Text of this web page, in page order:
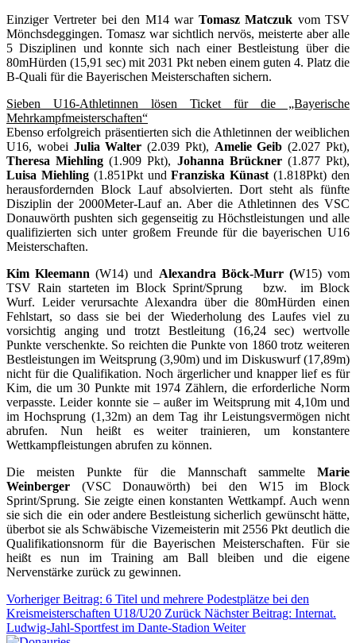
Einziger Vertreter bei den M14 war Tomasz Matczuk vom TSV
Mönchsdeggingen. Tomasz war sichtlich nervös, meisterte aber alle
5 Disziplinen und konnte sich nach einer Bestleistung über die
80mHürden (15,91 sec) mit 2031 Pkt neben einem guten 4. Platz die
B-Quali für die Bayerischen Meisterschaften sichern.
Sieben U16-Athletinnen lösen Ticket für die „Bayerische
Mehrkampfmeisterschaften“
Ebenso erfolgreich präsentierten sich die Athletinnen der weiblichen
U16, wobei Julia Walter(2.039 Pkt), Amelie Geib(2.027 Pkt),
Theresa Miehling(1.909 Pkt), Johanna Brückner(1.877 Pkt),
Luisa Miehling (1.851Pkt undFranziska Künast(1.818Pkt) den
herausfordernden Block Lauf absolvierten. Dort steht als fünfte
Disziplin der 2000Meter-Lauf an. Aber die Athletinnen des VSC
Donauwörth pushten sich gegenseitig zu Höchstleistungen und alle
qualifizierten sich unter großem Freunde für die bayerischen U16
Meisterschaften.
Kim Kleemann(W14) und Alexandra Böck-Murr (W15) vom
TSV Rain starteten im Block Sprint/Sprung
bzw.
im Block
Wurf. Leider verursachte Alexandra über die 80mHürden einen
Fehlstart, so dass sie bei der Wiederholung des Laufes viel zu
vorsichtig anging und trotzt Bestleitung (16,24 sec) wertvolle
Punkte verschenkte. So reichten die Punkte von 1860 trotz weiteren
Bestleistungen im Weitsprung (3,90m) und im Diskuswurf (17,89m)
nicht für die Qualifikation. Noch ärgerlicher und knapper lief es für
Kim, die um 30 Punkte mit 1974 Zählern, die erforderliche Norm
verpasste. Leider konnte sie – außer im Weitsprung mit 4,10m und
im Hochsprung (1,32m) an dem Tag ihr Leistungsvermögen nicht
abrufen. Nun heißt es weiter trainieren, um konstantere
Wettkampfleistungen abrufen zu können.
Die meisten Punkte für die Mannschaft sammelte Marie
Weinberger (VSC Donauwörth) bei den W15 im Block
Sprint/Sprung. Sie zeigte einen konstanten Wettkampf. Auch wenn
sie sich die ein oder andere Bestleistung sicherlich gewünscht hätte,
überbot sie als Schwäbische Vizemeisterin mit 2556 Pkt deutlich die
Qualifikationsnorm für die Bayerischen Meisterschaften. Für sie
heißt es nun im Training am Ball bleiben und die eigene
Nervenstärke zurück zu gewinnen.
Vorheriger Beitrag: 6 Titel und mehrere Podestplätze bei den
Kreismeisterschaften U18/U20 Zurück Nächster Beitrag: Internat.
Ludwig-Jahl-Sportfest im Dante-Stadion Weiter